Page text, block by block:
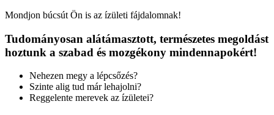
Mondjon búcsút Ön is az ízületi fájdalomnak!
Tudományosan alátámasztott, természetes megoldást
hoztunk a szabad és mozgékony mindennapokért!
Nehezen megy a lépcsőzés?
Szinte alig tud már lehajolni?
Reggelente merevek az ízületei?